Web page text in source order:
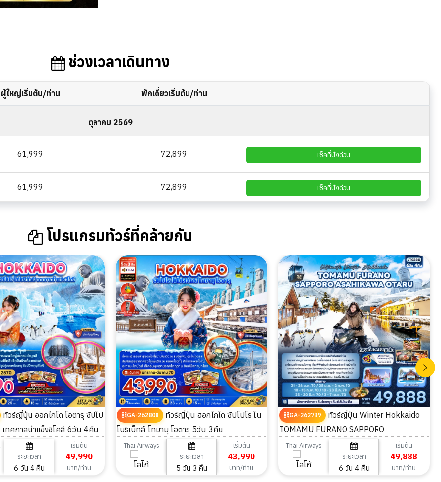
ช่วงเวลาเดินทาง
ผู้ใหญ่เริ่มต้น/ท่าน พักเดี่ยวเริ่มต้น/ท่าน
ตุลาคม 2569
61,999 72,899 เช็คที่นั่งด่วน
61,999 72,899 เช็คที่นั่งด่วน
โปรแกรมทัวร์ที่คล้ายกัน
ทัวร์ญี่ปุ่น ฮอกไกโด โอตารุ ซัปโป
เทศกาลน้ำแข็งชิโคสึ 6วัน 4คืน
ระยะเวลา
6 วัน 4 คืน
เริ่มต้น
49,990
บาท/ท่าน
GA-262808
ทัวร์ญี่ปุ่น ฮอกไกโด ซัปโปโร โน
โบริเบ็ทสึ โทมามุ โอตารุ 5วัน 3คืน
Thai Airways
ระยะเวลา
5 วัน 3 คืน
เริ่มต้น
43,990
บาท/ท่าน
GA-262789
ทัวร์ญี่ปุ่น Winter Hokkaido
TOMAMU FURANO SAPPORO
ASAHIKAWA OTARU 6วัน 4คืน
Thai Airways
ระยะเวลา
6 วัน 4 คืน
เริ่มต้น
49,888
บาท/ท่าน